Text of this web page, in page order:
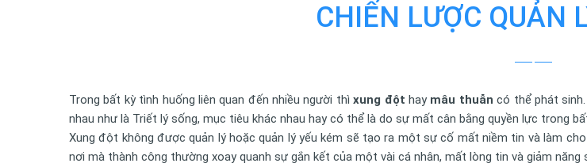
CHIẾN LƯỢC QUẢN
Trong bất kỳ tình huống liên quan đến nhiều người thìxung đột hay mâu thuẫn có thể phát
nhau như là Triết lý sống, mục tiêu khác nhau hay có thể là do sự mất cân bằng quyền lực trong
Xung đột không được quản lý hoặc quản lý yếu kém sẽ tạo ra một sự cố mất niềm tin và làm
nơi mà thành công thường xoay quanh sự gắn kết của một vài cá nhân, mất lòng tin và giảm